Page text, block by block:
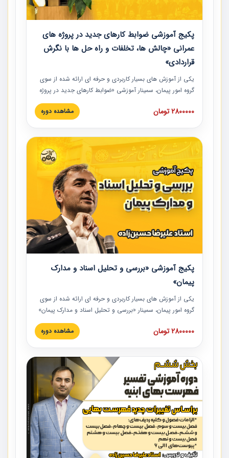
پکیج آموزشی ضوابط کارهای جدید در پروژه های
عمرانی «چالش ها، تخلفات و راه حل ها با نگرش
قراردادی»
یکی از آموزش‏‏‏‏‏‏ های بسیار کاربردی و حرفه‏ ای ارائه شده از سوی
گروه امور پیمان، سمینار آموزشی «ضوابط کارهای جدید در پروژه
های عمرانی» چالش ها، تخلفات و راه حل ها با نگرش قراردادی
است که در محل سندیکای شرکت های ساختمانی کشور ارائه شد.
مدارک پیمان به همراه تجربیات عملی ارائه شده است.
2800000 تومان مشاهده دوره
پکیج آموزشی «بررسی و تحلیل اسناد و مدارک
پیمان»
یکی از آموزش‏‏‏‏‏‏ های بسیار کاربردی و حرفه‏ ای ارائه شده از سوی
گروه امور پیمان، سمینار «بررسی و تحلیل اسناد و مدارک پیمان»
است که در دانشگاه صنعتی شریف ارائه شد. در این آموزش
نکات کلیدی مربوط به اسناد و مدارک پیمان، اولویت بندی اسناد
پیمان به همراه تجربیات عملی در این خصوص ارائه شده است.
2800000 تومان مشاهده دوره